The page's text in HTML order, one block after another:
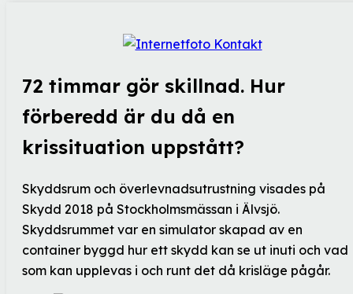
72 timmar gör skillnad. Hur
förberedd är du då en
krissituation uppstått?
Skyddsrum och överlevnadsutrustning visades på
Skydd 2018 på Stockholmsmässan i Älvsjö.
Skyddsrummet var en simulator skapad av en
container byggd hur ett skydd kan se ut inuti och vad
som kan upplevas i och runt det då krisläge pågår.